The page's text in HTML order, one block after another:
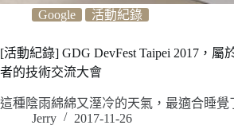
Google 活動紀錄
[活動紀錄] GDG DevFest Taipei 2017，屬
者的技術交流大會
這種陰雨綿綿又溼冷的天氣，最適合睡
Jerry
2017-11-26